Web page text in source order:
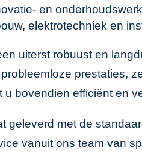
en
elektrotechniek en
uiterst robuust en
prestaties,
bovendien efficiënt en
geleverd met de
vanuit ons team van